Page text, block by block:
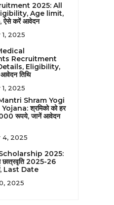
2025: All
Age limit,
करें आवेदन
2025
Recruitment
Eligibility,
तिथि
2025
Shram Yogi
श्रमिको को हर
रूपये, जानें आवेदन
4, 2025
2025:
छात्रवृति 2025-26
Last Date
2025